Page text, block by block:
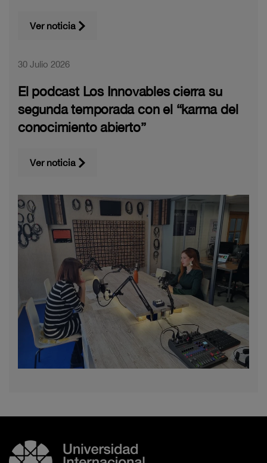
Ver noticia
30 Julio 2026
El podcast Los Innovables cierra su
segunda temporada con el “karma del
conocimiento abierto”
Ver noticia